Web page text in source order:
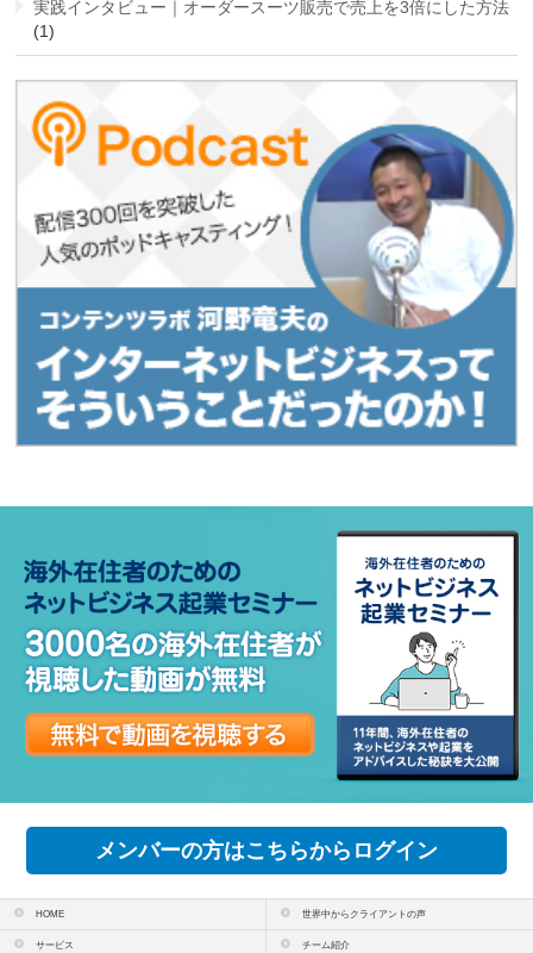
実践インタビュー｜オーダースーツ販売で売上を3倍にした方法
(1)
メンバーの方はこちらからログイン
HOME 世界中からクライアントの声
サービス チーム紹介